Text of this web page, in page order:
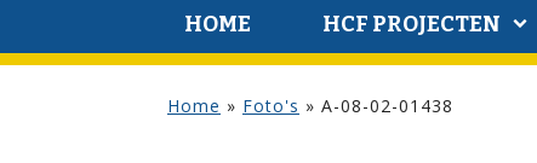
HOME HCF PROJECTEN
Home » Foto's » A-08-02-01438